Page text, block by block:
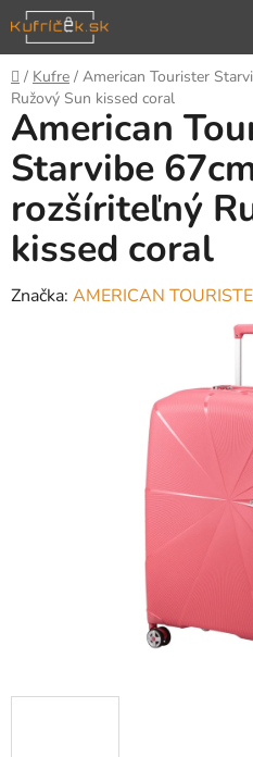
Prejsť
na
obsah
Domov
/ Kufre / American Tourister
Ružový Sun kissed coral
American
Starvibe
rozšíriteľný
kissed coral
Značka: AMERICAN